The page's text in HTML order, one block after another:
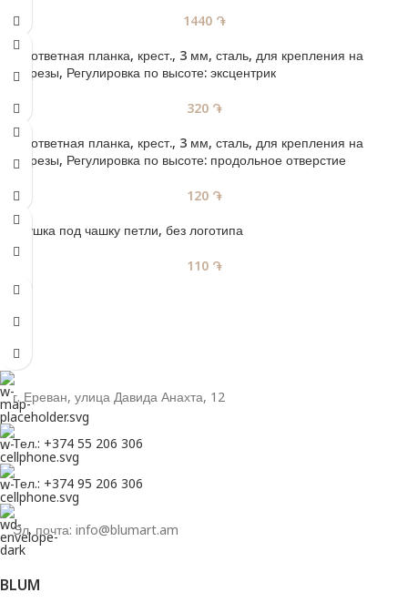
1440 ֏
CLIP ответная планка, крест., 3 мм, сталь, для крепления на
саморезы, Регулировка по высоте: эксцентрик
320 ֏
CLIP ответная планка, крест., 3 мм, сталь, для крепления на
саморезы, Регулировка по высоте: продольное отверстие
120 ֏
Заглушка под чашку петли, без логотипа
110 ֏
г. Ереван, улица Давида Анахта, 12
Тел.: +374 55 206 306
Тел.: +374 95 206 306
Эл. почта: info@blumart.am
BLUM